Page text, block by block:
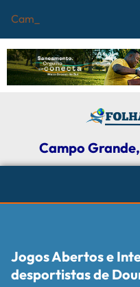
Campo Grande r
Campo
Jogos Abertos e
desportistas de